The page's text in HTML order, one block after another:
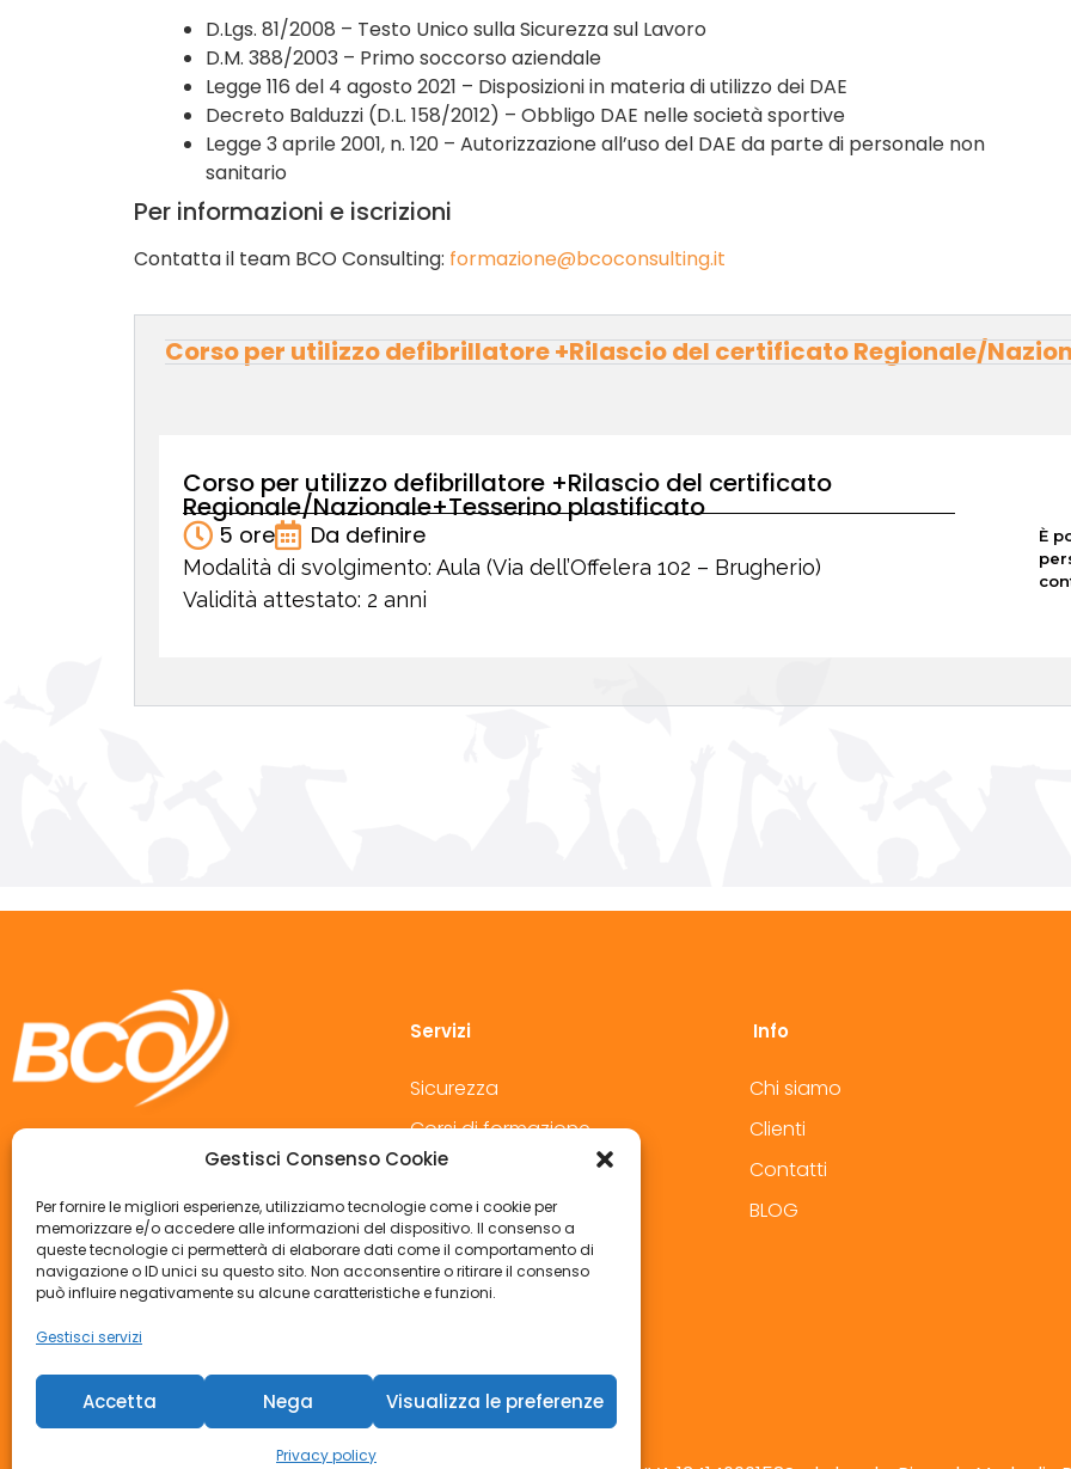
Gestisci Consenso Cookie
Per fornire le migliori esperienze, utilizziamo tecnologie come i cookie per
memorizzare e/o accedere alle informazioni del dispositivo. Il consenso a
queste tecnologie ci permetterà di elaborare dati come il comportamento di
navigazione o ID unici su questo sito. Non acconsentire o ritirare il consenso
può influire negativamente su alcune caratteristiche e funzioni.
Gestisci servizi
Accetta Nega Visualizza le preferenze
Privacy policy
D.Lgs. 81/2008 – Testo Unico sulla Sicurezza sul Lavoro
D.M. 388/2003 – Primo soccorso aziendale
Legge 116 del 4 agosto 2021 – Disposizioni in materia di utilizzo dei DAE
Decreto Balduzzi (D.L. 158/2012) – Obbligo DAE nelle società sportive
Legge 3 aprile 2001, n. 120 – Autorizzazione all’uso del DAE da parte di personale non
sanitario
Per informazioni e iscrizioni
Contatta il team BCO Consulting: formazione@bcoconsulting.it
Corso per utilizzo defibrillatore +Rilascio del certificato Regionale/
Corso per utilizzo defibrillatore +Rilascio del certificato
Regionale/Nazionale+Tesserino plastificato
5 ore Da definire
Modalità di svolgimento: Aula (Via dell’Offelera 102 – Brugherio)
Validità attestato: 2 anni
È
bcoconsulting@pec.it
Viale Lombardia 20 - 20131 Milano MI
Servizi
Sicurezza
Corsi di formazione
Privacy
Medicina del lavoro
Consulenza
Info
Chi siamo
Clienti
Contatti
BLOG